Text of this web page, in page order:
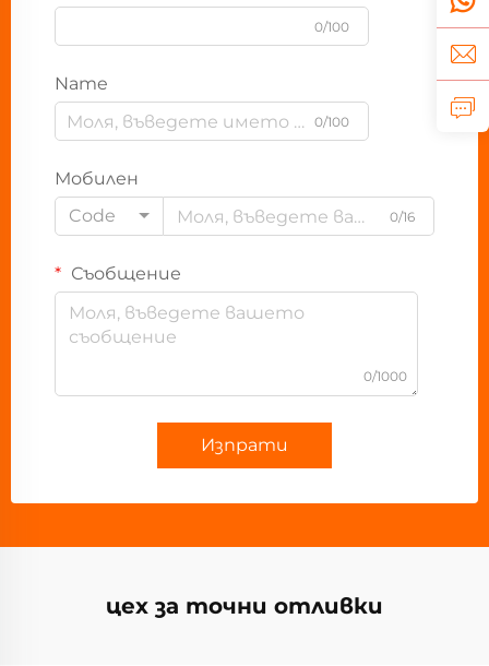
0/100
Name
0/100
Мобилен
Code
0/16
Съобщение
0/1000
Изпрати
цех за точни отливки